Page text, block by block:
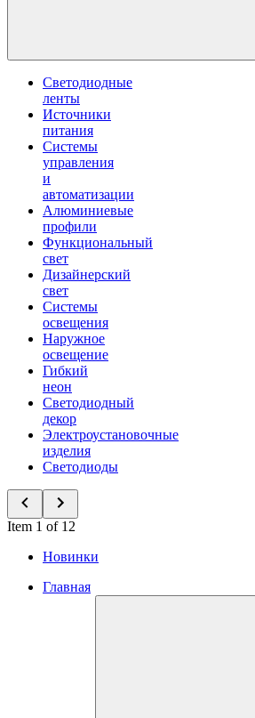
Светодиодные
ленты
Источники
питания
Системы
управления
и
автоматизации
Алюминиевые
профили
Функциональный
свет
Дизайнерский
свет
Системы
освещения
Наружное
освещение
Гибкий
неон
Светодиодный
декор
Электроустановочные
изделия
Светодиоды
Item 1 of 12
Новинки
Главная